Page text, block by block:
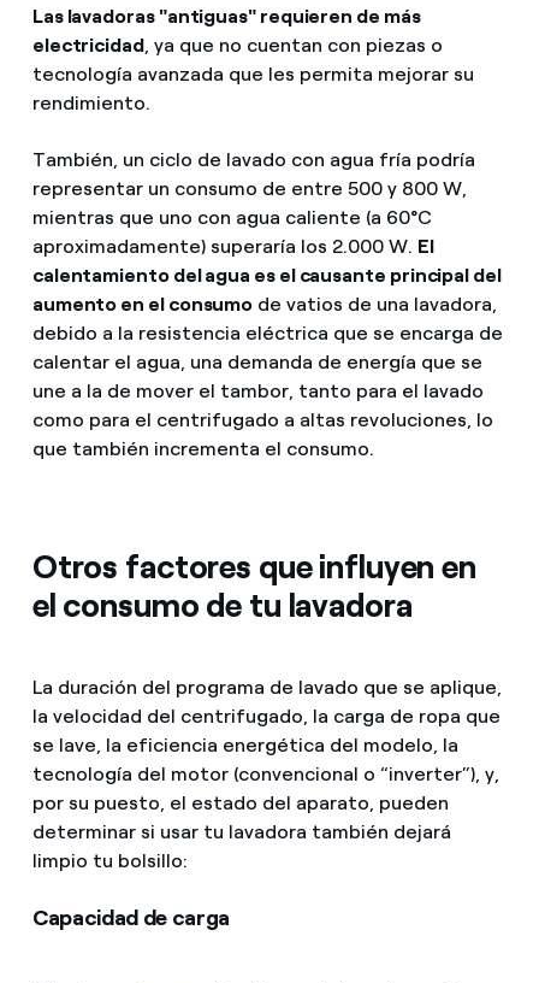
Las lavadoras "antiguas" requieren de más
electricidad, ya que no cuentan con piezas o
tecnología avanzada que les permita mejorar su
rendimiento.
También, un ciclo de lavado con agua fría podría
representar un consumo de entre 500 y 800 W,
mientras que uno con agua caliente (a 60°C
aproximadamente) superaría los 2.000 W. El
calentamiento del agua es el causante principal del
aumento en el consumo de vatios de una lavadora,
debido a la resistencia eléctrica que se encarga de
calentar el agua, una demanda de energía que se
une a la de mover el tambor, tanto para el lavado
como para el centrifugado a altas revoluciones, lo
que también incrementa el consumo.
Otros factores que influyen en
el consumo de tu lavadora
La duración del programa de lavado que se aplique,
la velocidad del centrifugado, la carga de ropa que
se lave, la eficiencia energética del modelo, la
tecnología del motor (convencional o “inverter”), y,
por su puesto, el estado del aparato, pueden
determinar si usar tu lavadora también dejará
limpio tu bolsillo:
Capacidad de carga